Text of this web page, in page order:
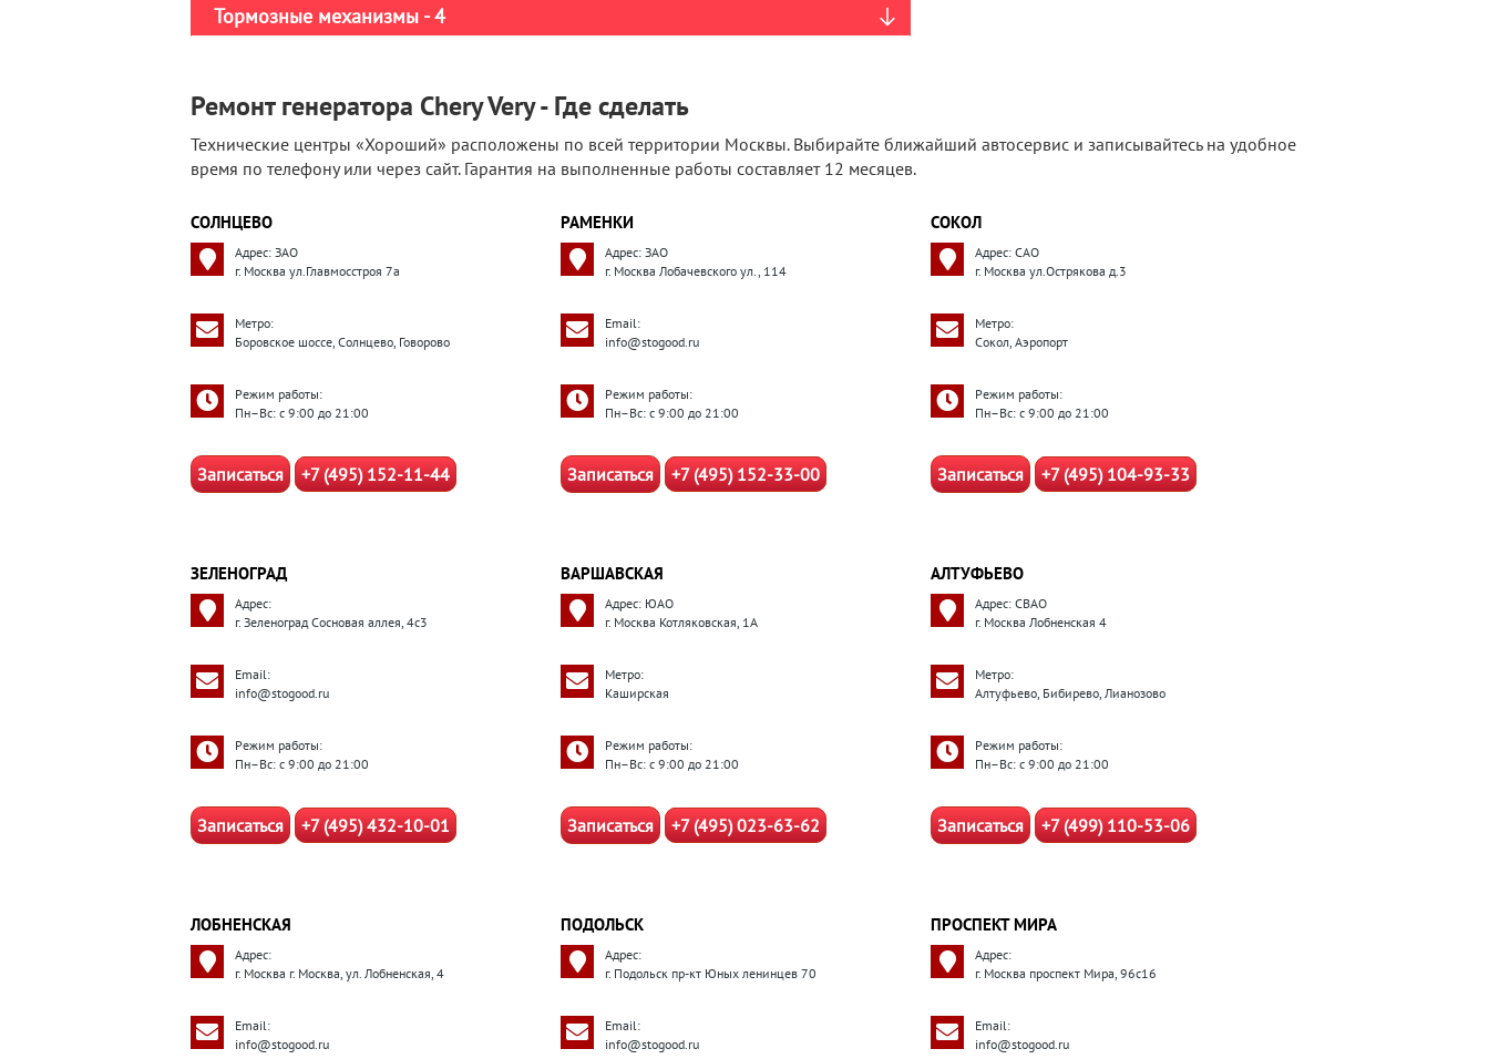
Тормозные механизмы - 4
Ремонт генератора Chery Very - Где сделать
Технические центры «Хороший» расположены по всей территории Москвы. Выбирайте ближайший автосервис и записывайтесь на удобное
время по телефону или через сайт. Гарантия на выполненные работы составляет 12 месяцев.
СОЛНЦЕВО
Адрес: ЗАО
г. Москва ул.Главмосстроя 7а
Метро:
Боровское шоссе, Солнцево, Говорово
Режим работы:
Пн–Вс: с 9:00 до 21:00
Записаться +7 (495) 152-11-44
РАМЕНКИ
Адрес: ЗАО
г. Москва Лобачевского ул., 114
Email:
info@stogood.ru
Режим работы:
Пн–Вс: с 9:00 до 21:00
Записаться +7 (495) 152-33-00
СОКОЛ
Адрес: САО
г. Москва ул.Острякова д.3
Метро:
Сокол, Аэропорт
Режим работы:
Пн–Вс: с 9:00 до 21:00
Записаться +7 (495) 104-93-33
ЗЕЛЕНОГРАД
Адрес:
г. Зеленоград Сосновая аллея, 4с3
Email:
info@stogood.ru
Режим работы:
Пн–Вс: с 9:00 до 21:00
Записаться +7 (495) 432-10-01
ВАРШАВСКАЯ
Адрес: ЮАО
г. Москва Котляковская, 1А
Метро:
Каширская
Режим работы:
Пн–Вс: с 9:00 до 21:00
Записаться +7 (495) 023-63-62
АЛТУФЬЕВО
Адрес: СВАО
г. Москва Лобненская 4
Метро:
Алтуфьево, Бибирево, Лианозово
Режим работы:
Пн–Вс: с 9:00 до 21:00
Записаться +7 (499) 110-53-06
ЛОБНЕНСКАЯ
Адрес:
г. Москва г. Москва, ул. Лобненская, 4
Email:
info@stogood.ru
ПОДОЛЬСК
Адрес:
г. Подольск пр-кт Юных ленинцев 70
Email:
info@stogood.ru
ПРОСПЕКТ МИРА
Адрес:
г. Москва проспект Мира, 96с16
Email:
info@stogood.ru